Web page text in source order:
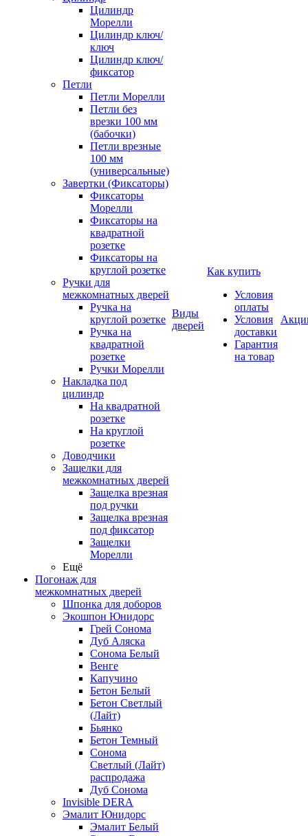
Цилиндр
Морелли
Цилиндр ключ/
ключ
Цилиндр ключ/
фиксатор
Петли
Петли Морелли
Петли без
врезки 100 мм
(бабочки)
Петли врезные
100 мм
(универсальные)
Завертки (Фиксаторы)
Фиксаторы
Морелли
Фиксаторы на
квадратной
розетке
Фиксаторы на
круглой розетке
Ручки для
межкомнатных дверей
Ручка на
круглой розетке
Ручка на
квадратной
розетке
Ручки Морелли
Накладка под
цилиндр
На квадратной
розетке
На круглой
розетке
Доводчики
Защелки для
межкомнатных дверей
Защелка врезная
под ручки
Защелка врезная
под фиксатор
Защелки
Морелли
Ещё
Погонаж для
межкомнатных дверей
Шпонка для доборов
Экошпон Юнидорс
Грей Сонома
Дуб Аляска
Сонома Белый
Венге
Капучино
Бетон Белый
Бетон Светлый
(Лайт)
Бьянко
Бетон Темный
Сонома
Светлый (Лайт)
распродажа
Дуб Сонома
Invisible DERA
Эмалит Юнидорс
Эмалит Белый
Виды
дверей
Как купить
Условия
оплаты
Условия
доставки
Гарантия
на товар